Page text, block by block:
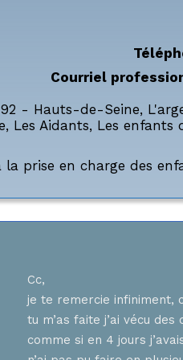
Courriel
92 - Hauts-de-Seine,
, Les Aidants, Les enfants
prise en charge des
Cc,
je te remercie infiniment,
tu m’as faite j’ai vécu
comme si en 4 jours